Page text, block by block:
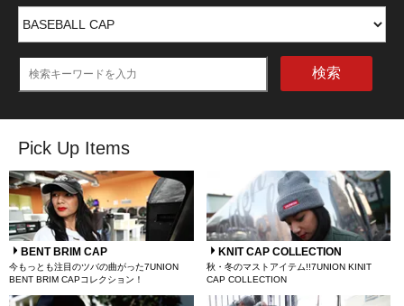
検索
Pick Up Items
BENT BRIM CAP
今もっとも注目のツバの曲がった7UNION
BENT BRIM CAPコレクション！
KNIT CAP COLLECTION
秋・冬のマストアイテム!!7UNION KINIT
CAP COLLECTION